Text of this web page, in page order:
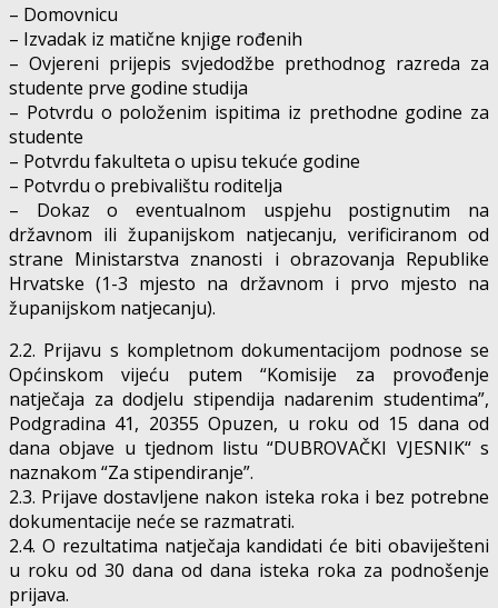
– Domovnicu
– Izvadak iz matične knjige rođenih
– Ovjereni prijepis svjedodžbe prethodnog razreda za
studente prve godine studija
– Potvrdu o položenim ispitima iz prethodne godine za
studente
– Potvrdu fakulteta o upisu tekuće godine
– Potvrdu o prebivalištu roditelja
– Dokaz o eventualnom uspjehu postignutim na
državnom ili županijskom natjecanju, verificiranom od
strane Ministarstva znanosti i obrazovanja Republike
Hrvatske (1-3 mjesto na državnom i prvo mjesto na
županijskom natjecanju).
2.2. Prijavu s kompletnom dokumentacijom podnose se
Općinskom vijeću putem “Komisije za provođenje
natječaja za dodjelu stipendija nadarenim studentima”,
Podgradina 41, 20355 Opuzen, u roku od 15 dana od
dana objave u tjednom listu “DUBROVAČKI VJESNIK“ s
naznakom “Za stipendiranje”.
2.3. Prijave dostavljene nakon isteka roka i bez potrebne
dokumentacije neće se razmatrati.
2.4. O rezultatima natječaja kandidati će biti obaviješteni
u roku od 30 dana od dana isteka roka za podnošenje
prijava.